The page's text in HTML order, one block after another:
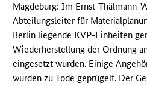
Magdeburg: Im Ernst-Thälmann-
Abteilungsleiter für
Berlin liegende KVP-Einheiten
Wiederherstellung der Ordnung
eingesetzt wurden. Einige
wurden zu Tode geprügelt. Der